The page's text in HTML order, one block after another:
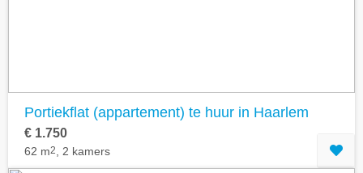
Portiekflat (appartement) te huur in Haarlem
€ 1.750
62 m2 , 2 kamers